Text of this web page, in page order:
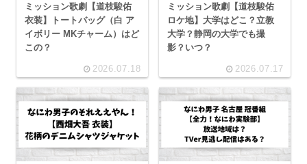
ミッション歌劇【道枝駿佑
衣装】トートバッグ（白 ア
イボリー MKチャーム）はど
この？
2026.07.18
ミッション歌劇【道枝駿佑
ロケ地】大学はどこ？立教
大学？静岡の大学でも撮
影？いつ？
2026.07.17